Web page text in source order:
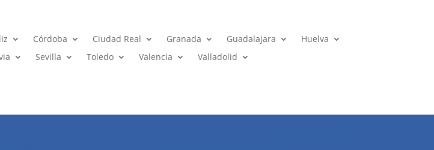
Córdoba Ciudad Real Granada Guadalajara
Huelva
Sevilla Toledo Valencia Valladolid